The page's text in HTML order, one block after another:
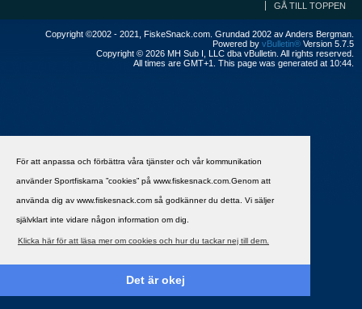
För att anpassa och förbättra våra tjänster och vår kommunikation
använder Sportfiskarna ”cookies” på www.fiskesnack.com.Genom att
använda dig av www.fiskesnack.com så godkänner du detta. Vi säljer
självklart inte vidare någon information om dig.
Klicka här för att läsa mer om cookies och hur du tackar nej till dem.
Det är okej
GÅ TILL TOPPEN
Copyright ©2002 - 2021, FiskeSnack.com. Grundad 2002 av Anders Bergman.
Powered by vBulletin® Version 5.7.5
Copyright © 2026 MH Sub I, LLC dba vBulletin. All rights reserved.
All times are GMT+1. This page was generated at 10:44.